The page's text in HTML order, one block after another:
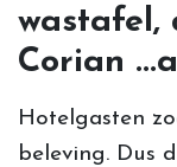
wastafel,
Corian
Hotelgasten
beleving. Dus